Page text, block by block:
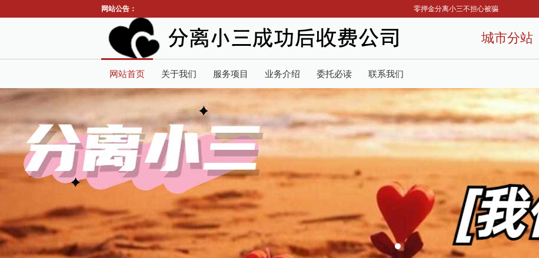
网站公告： 零押金分离小三不担心被骗
城市分站
网站首页 关于我们 服务项目 业务介绍 委托必读 联系我们